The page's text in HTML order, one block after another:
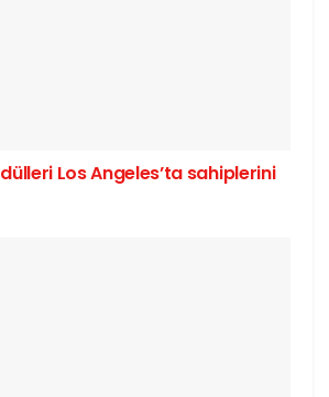
Los Angeles’ta sahiplerini